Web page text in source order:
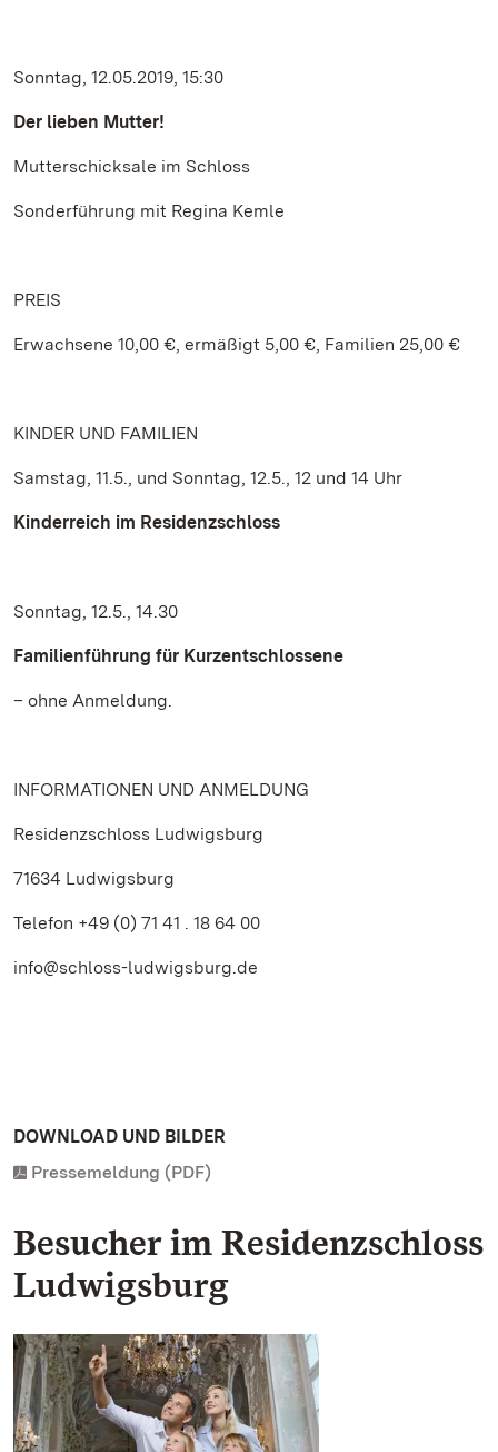
Sonntag, 12.05.2019, 15:30
Der lieben Mutter!
Mutterschicksale im Schloss
Sonderführung mit Regina Kemle
PREIS
Erwachsene 10,00 €, ermäßigt 5,00 €, Familien 25,00 €
KINDER UND FAMILIEN
Samstag, 11.5., und Sonntag, 12.5., 12 und 14 Uhr
Kinderreich im Residenzschloss
Sonntag, 12.5., 14.30
Familienführung für Kurzentschlossene
– ohne Anmeldung.
INFORMATIONEN UND ANMELDUNG
Residenzschloss Ludwigsburg
71634 Ludwigsburg
Telefon +49 (0) 71 41 . 18 64 00
info@schloss-ludwigsburg.de
DOWNLOAD UND BILDER
Pressemeldung (PDF)
Besucher im Residenzschloss
Ludwigsburg